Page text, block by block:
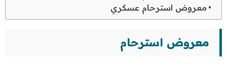
معروض استرحام عسكري
معروض استرحام